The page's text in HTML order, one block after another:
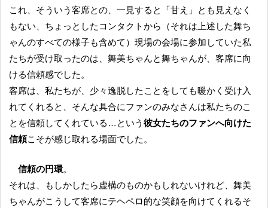
これ、そういう客席との、一見すると「甘え」とも見えなく
もない、ちょっとしたコンタクトから（それは上述した舞ち
ゃんのすべての様子も含めて）現場の会場に参加していた私
たちが受け取ったのは、舞美ちゃんと舞ちゃんが、客席に向
ける信頼感でした。
客席は、私たちが、少々逸脱したことをしても暖かく受け入
れてくれると、そんな具合にファンのみなさんは私たちのこ
とを信頼してくれている…という 彼女たちのファンへ向けた
信頼こそが感じ取れる場面でした。
信頼の円環。
それは、もしかしたら虚構のものかもしれないけれど、舞美
ちゃんがこうして客席にテヘペロ的な笑顔を向けてくれるそ